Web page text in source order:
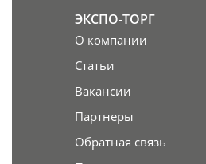
ЭКСПО-ТОРГ
О компании
Статьи
Вакансии
Партнеры
Обратная связь